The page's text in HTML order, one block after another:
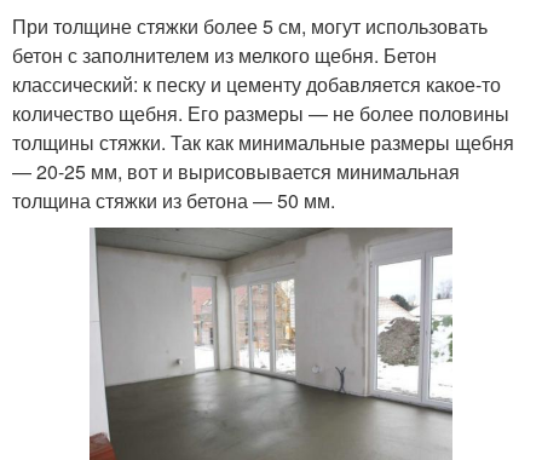
При толщине стяжки более 5 см, могут использовать
бетон с заполнителем из мелкого щебня. Бетон
классический: к песку и цементу добавляется какое-то
количество щебня. Его размеры — не более половины
толщины стяжки. Так как минимальные размеры щебня
— 20-25 мм, вот и вырисовывается минимальная
толщина стяжки из бетона — 50 мм.